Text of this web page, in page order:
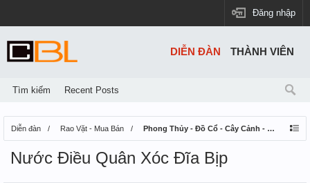
Đăng nhập
Diễn đàn Rao Vặt - Mua Bán Phong Thủy - Đồ Cổ - Cây Cảnh - Thú Nuôi
Nước Điều Quân Xóc Đĩa Bịp
DIỄN ĐÀN
Tìm kiếm Recent Posts
THÀNH VIÊN